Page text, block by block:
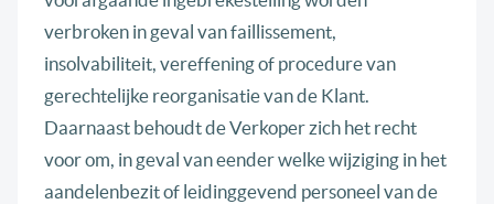
verbroken in geval van faillissement,
insolvabiliteit, vereffening of procedure van
gerechtelijke reorganisatie van de Klant.
Daarnaast behoudt de Verkoper zich het recht
voor om, in geval van eender welke wijziging in het
aandelenbezit of leidinggevend personeel van de